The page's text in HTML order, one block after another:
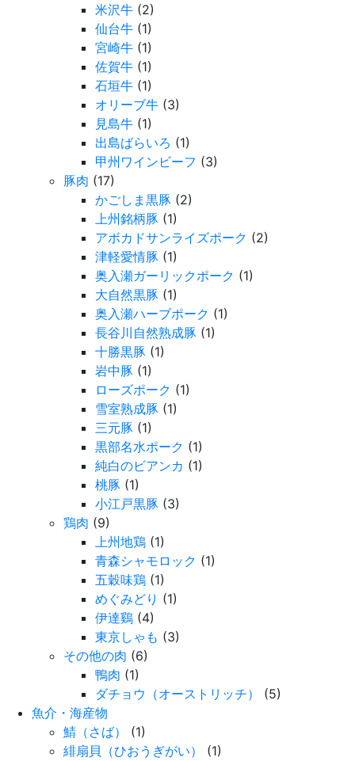
米沢牛 (2)
仙台牛 (1)
宮崎牛 (1)
佐賀牛 (1)
石垣牛 (1)
オリーブ牛 (3)
見島牛 (1)
出島ばらいろ (1)
甲州ワインビーフ (3)
豚肉 (17)
かごしま黒豚 (2)
上州銘柄豚 (1)
アボカドサンライズポーク (2)
津軽愛情豚 (1)
奥入瀬ガーリックポーク (1)
大自然黒豚 (1)
奥入瀬ハーブポーク (1)
長谷川自然熟成豚 (1)
十勝黒豚 (1)
岩中豚 (1)
ローズポーク (1)
雪室熟成豚 (1)
三元豚 (1)
黒部名水ポーク (1)
純白のビアンカ (1)
桃豚 (1)
小江戸黒豚 (3)
鶏肉 (9)
上州地鶏 (1)
青森シャモロック (1)
五穀味鶏 (1)
めぐみどり (1)
伊達鷄 (4)
東京しゃも (3)
その他の肉 (6)
鴨肉 (1)
ダチョウ（オーストリッチ）
(5)
魚介・海産物
鯖（さば）
(1)
緋扇貝（ひおうぎがい）
(1)